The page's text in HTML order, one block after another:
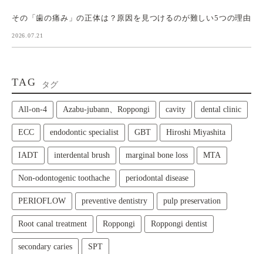
その「歯の痛み」の正体は？原因を見つけるのが難しい5つの理由
2026.07.21
TAG タグ
All‑on‑4 Azabu-jubann、Roppongi cavity dental clinic
ECC endodontic specialist GBT Hiroshi Miyashita
IADT interdental brush marginal bone loss MTA
Non-odontogenic toothache periodontal disease
PERIOFLOW preventive dentistry pulp preservation
Root canal treatment Roppongi Roppongi dentist
secondary caries SPT